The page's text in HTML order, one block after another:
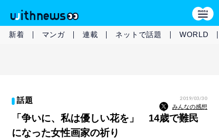
新着 マンガ 連載 ネットで話題 WORLD
話題 2019/03/30
みんなの感想
「争いに、私は優しい花を」 14歳で難民
になった女性画家の祈り